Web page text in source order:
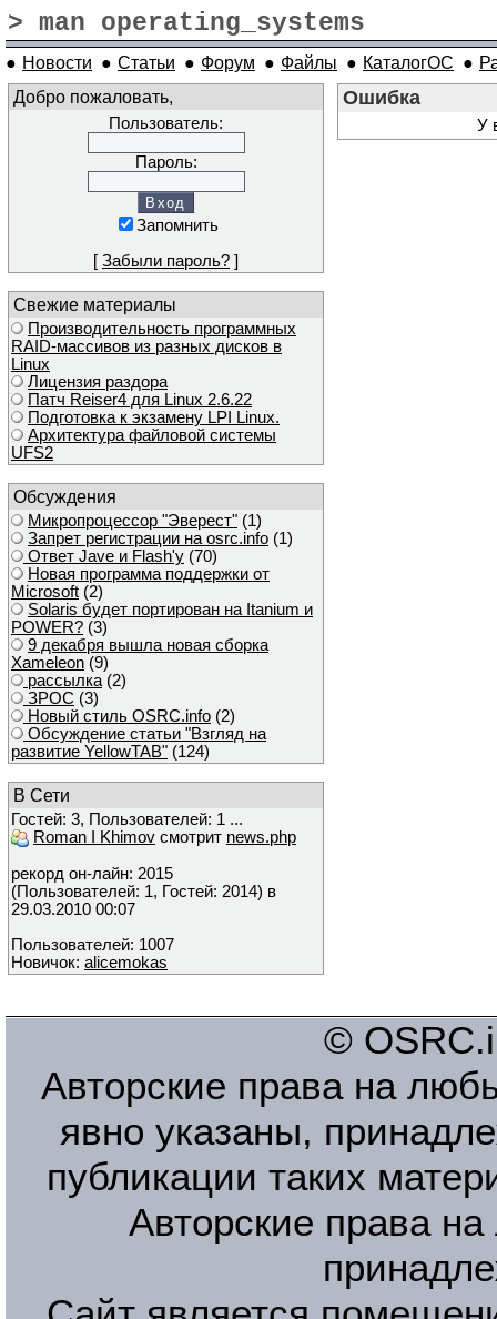
> man operating_systems
● Новости ● Статьи ● Форум ● Файлы ● КаталогОС ●
Добро пожаловать,
Пользователь:
Пароль:
Запомнить
[ Забыли пароль? ]
Свежие материалы
Производительность программных
RAID-массивов из разных дисков в
Linux
Лицензия раздора
Патч Reiser4 для Linux 2.6.22
Подготовка к экзамену LPI Linux.
Архитектура файловой системы
UFS2
Обсуждения
Микропроцессор "Эверест" (1)
Запрет регистрации на osrc.info (1)
Ответ Javе и Flash'у (70)
Новая программа поддержки от
Microsoft (2)
Solaris будет портирован на Itanium и
POWER? (3)
9 декабря вышла новая сборка
Xameleon (9)
рассылка (2)
ЗРОС (3)
Новый стиль OSRC.info (2)
Обсуждение статьи "Взгляд на
развитие YellowTAB" (124)
В Сети
Гостей: 3, Пользователей: 1 ...
Roman I Khimov смотрит news.php
рекорд он-лайн: 2015
(Пользователей: 1, Гостей: 2014) в
29.03.2010 00:07
Пользователей: 1007
Новичок: alicemokas
Ошибка
У
©
Авторские права на
явно указаны,
публикации таких
Авторские права